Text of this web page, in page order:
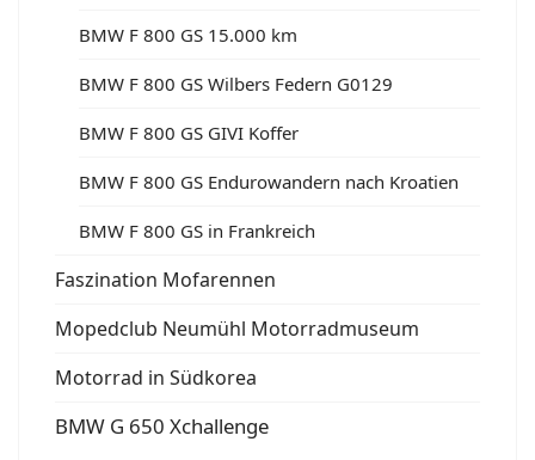
BMW F 800 GS 15.000 km
BMW F 800 GS Wilbers Federn G0129
BMW F 800 GS GIVI Koffer
BMW F 800 GS Endurowandern nach Kroatien
BMW F 800 GS in Frankreich
Faszination Mofarennen
Mopedclub Neumühl Motorradmuseum
Motorrad in Südkorea
BMW G 650 Xchallenge